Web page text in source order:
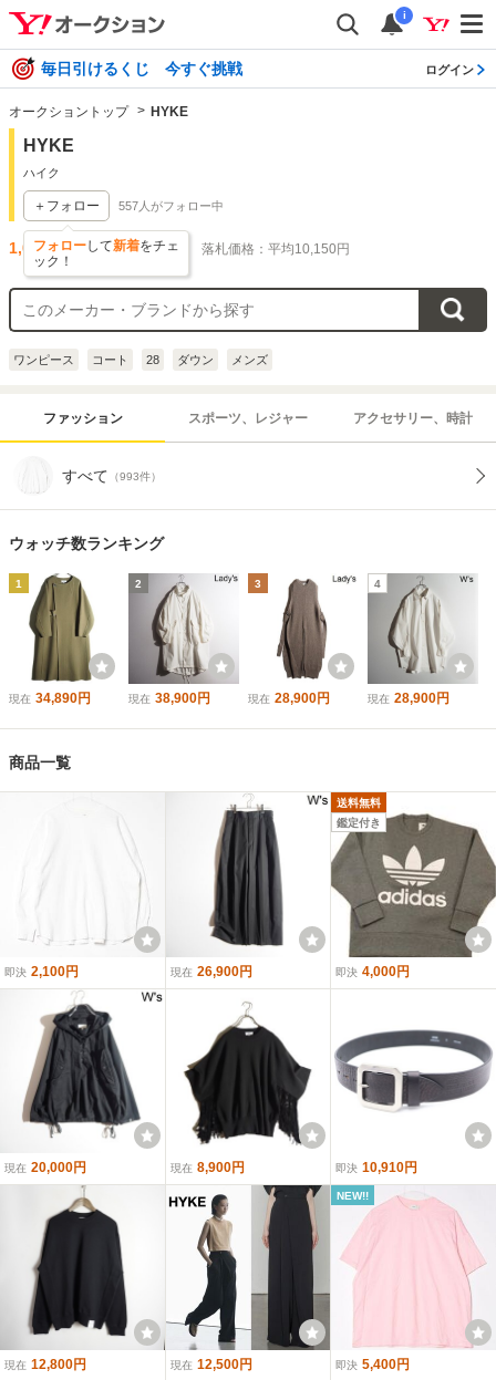
i
毎日引けるくじ 今すぐ挑戦 ログイン
オークショントップ HYKE
HYKE
ハイク
＋フォロー
フォローして新着をチェ
ック！
557 人がフォロー中
1,000件出品されています 落札価格：平均10,150円
ワンピース コート 28 ダウン メンズ
ファッション スポーツ、レジャー アクセサリー、時計
すべて （993件）
ウォッチ数ランキング
1
現在 34,890円
2
現在 38,900円
3
現在 28,900円
4
現在 28,900円
商品一覧
即決 2,100円 現在 26,900円
送料無料
鑑定付き
即決 4,000円
現在 20,000円 現在 8,900円 即決 10,910円
現在 12,800円 現在 12,500円
NEW!!
即決 5,400円